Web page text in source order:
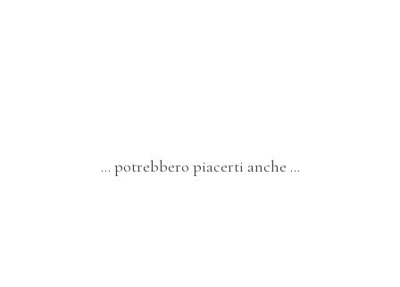
… potrebbero piacerti anche …